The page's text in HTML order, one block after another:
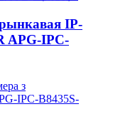
IP-
APG-IPC-